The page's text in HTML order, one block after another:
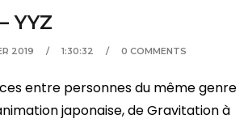
YYZ
2019 1:30:32 0 COMMENTS
entre personnes du même genre
japonaise, de Gravitation à